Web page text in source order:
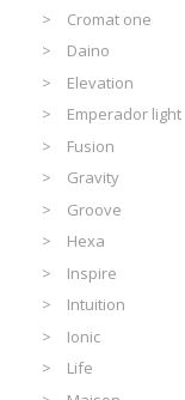
Cromat one
Daino
Elevation
Emperador light
Fusion
Gravity
Groove
Hexa
Inspire
Intuition
Ionic
Life